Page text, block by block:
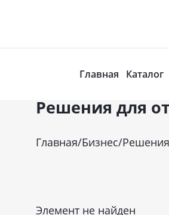
Главная Каталог
Решения для
Главная/Бизнес/
Элемент не найден